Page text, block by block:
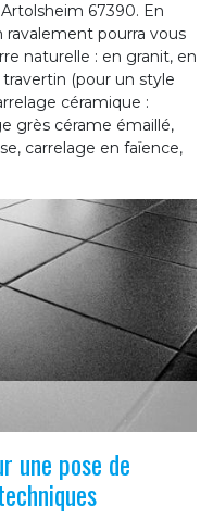
67390. En
pourra vous
naturelle : en granit, en
travertin (pour un style
céramique :
grès cérame émaillé,
carrelage en faïence,
une pose de